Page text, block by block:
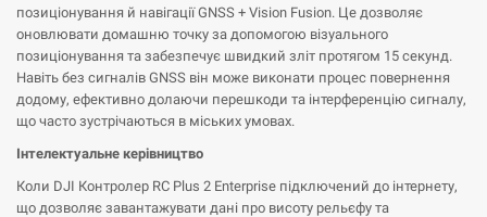
позиціонування й навігації GNSS + Vision Fusion. Це дозволяє
оновлювати домашню точку за допомогою візуального
позиціонування та забезпечує швидкий зліт протягом 15 секунд.
Навіть без сигналів GNSS він може виконати процес повернення
додому, ефективно долаючи перешкоди та інтерференцію сигналу,
що часто зустрічаються в міських умовах.
Інтелектуальне керівництво
Коли DJI Контролер RC Plus 2 Enterprise підключений до інтернету,
що дозволяє завантажувати дані про висоту рельєфу та